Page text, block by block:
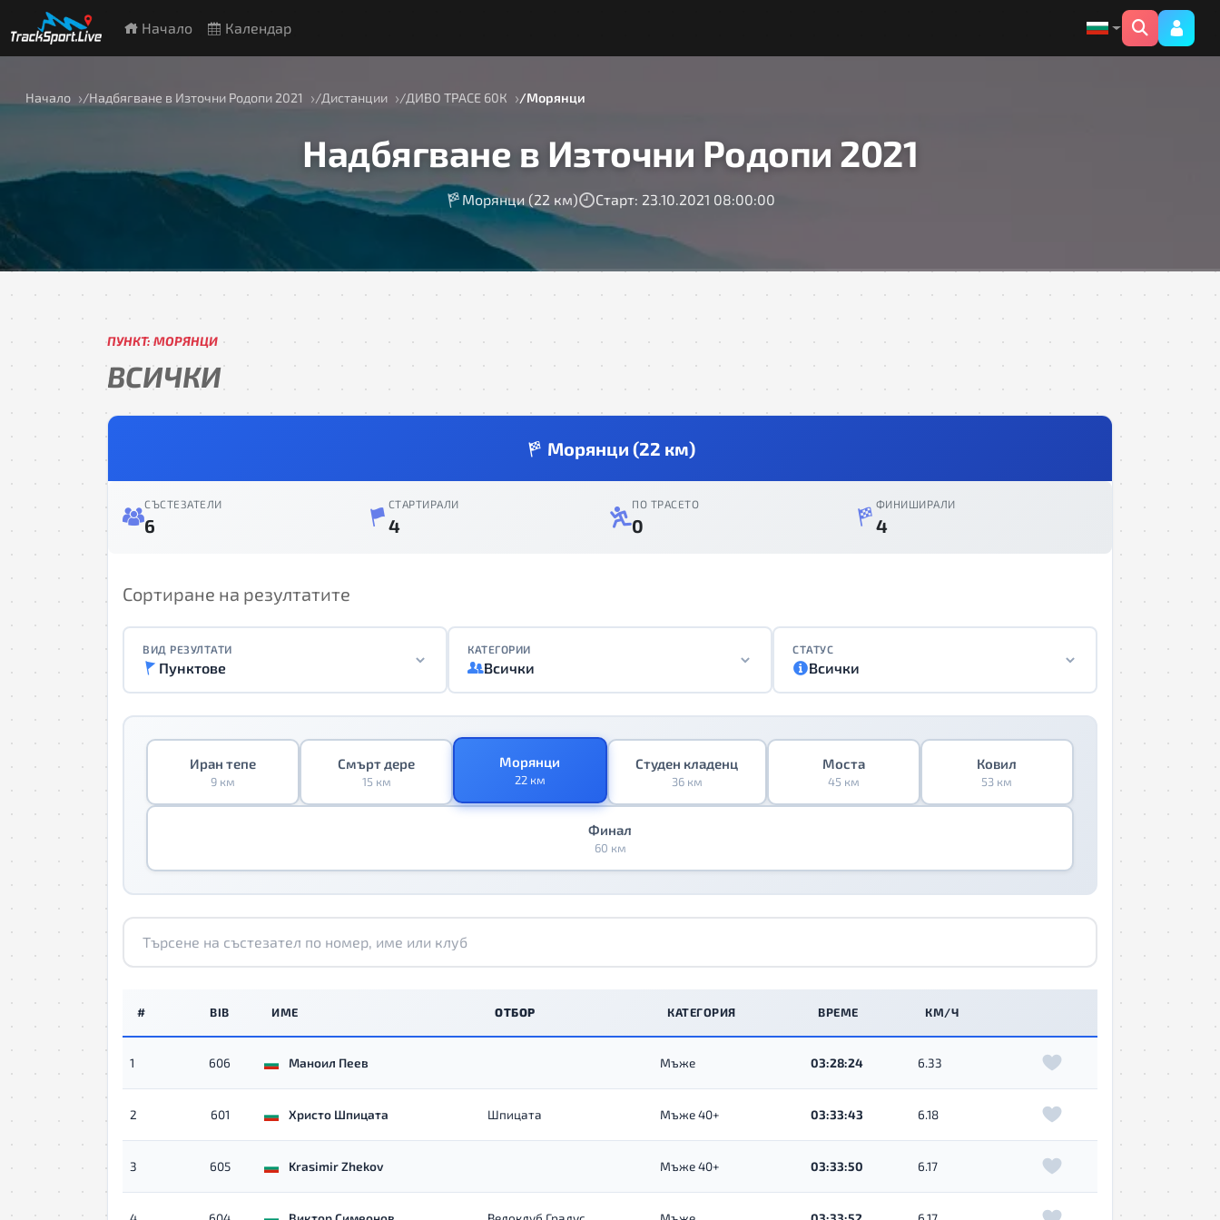
Начало Календар
Начало Надбягване в Източни Родопи 2021 Дистанции ДИВО ТРАСЕ 60К Морянци
Надбягване в Източни Родопи 2021
Морянци (22 км) Старт: 23.10.2021 08:00:00
ПУНКТ: МОРЯНЦИ
ВСИЧКИ
Морянци (22 км)
СЪСТЕЗАТЕЛИ
6
СТАРТИРАЛИ
4
ПО ТРАСЕТО
0
ФИНИШИРАЛИ
4
Сортиране на резултатите
ВИД РЕЗУЛТАТИ
Пунктове
КАТЕГОРИИ
Всички
СТАТУС
Всички
Иран тепе
9 км
Смърт дере
15 км
Морянци
22 км
Студен кладенц
36 км
Моста
45 км
Ковил
53 км
Финал
60 км
# BIB ИМЕ ОТБОР КАТЕГОРИЯ ВРЕМЕ КМ/Ч
1 606 Маноил Пеев Мъже 03:28:24 6.33
2 601 Христо Шпицата Шпицата Мъже 40+ 03:33:43 6.18
3 605 Krasimir Zhekov Мъже 40+ 03:33:50 6.17